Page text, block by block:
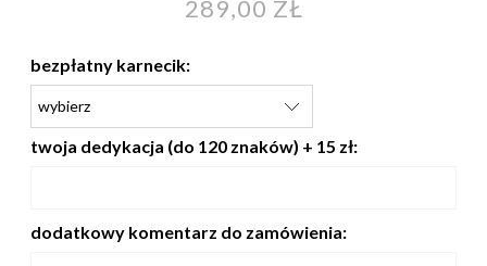
289,00 ZŁ
bezpłatny karnecik:
twoja dedykacja (do 120 znaków) + 15 zł:
dodatkowy komentarz do zamówienia: